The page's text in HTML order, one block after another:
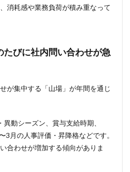
消耗感や業務負荷が積み重なって
たびに社内問い合わせが急
が集中する「山場」が年間を通じ
動シーズン、賞与支給時期、
3月の人事評価・昇降格などです。
合わせが増加する傾向がありま